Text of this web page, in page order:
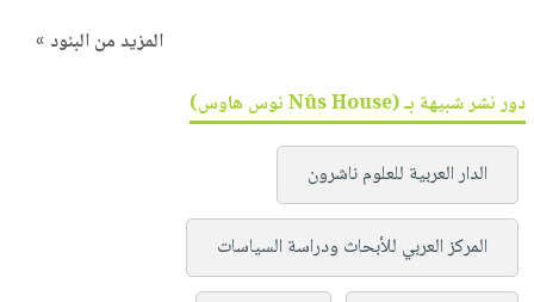
المزيد من البنود »
دور نشر شبيهة بـ (Nûs House نوس هاوس)
الدار العربية للعلوم ناشرون
المركز العربي للأبحاث ودراسة السياسات